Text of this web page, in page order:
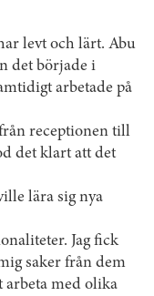
levt och lärt. Abu
det började i
arbetade på
receptionen till
det klart att det
lära sig nya
Jag fick
saker från dem
arbeta med olika